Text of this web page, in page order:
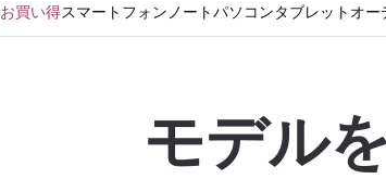
お買い得スマートフォン ノートパソコンタブレット オー
モデル